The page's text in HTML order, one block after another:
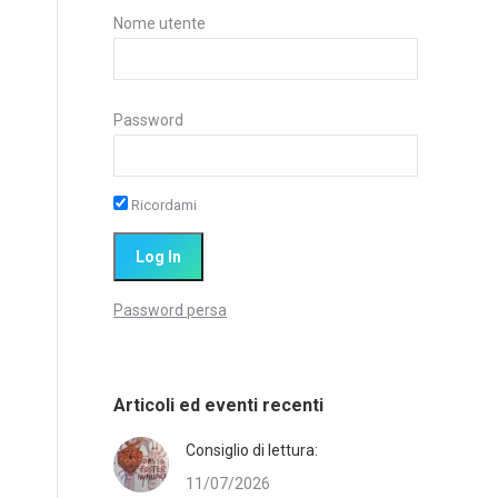
Nome utente
Password
Ricordami
Password persa
Articoli ed eventi recenti
Consiglio di lettura:
11/07/2026